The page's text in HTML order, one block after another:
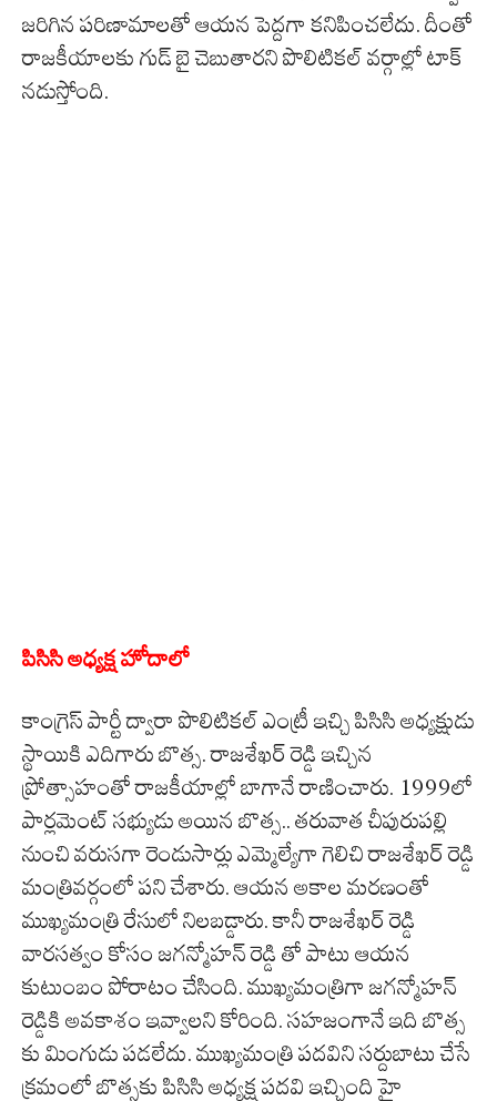
జరిగిన పరిణామాలతో ఆయన పెద్దగా కనిపించలేదు. దీంతో
రాజకీయాలకు గుడ్ బై చెబుతారని పొలిటికల్ వర్గాల్లో టాక్
నడుస్తోంది.
పిసిసి అధ్యక్ష హోదాలో
కాంగ్రెస్ పార్టీ ద్వారా పొలిటికల్ ఎంట్రీ ఇచ్చి పిసిసి అధ్యక్షుడు
స్థాయికి ఎదిగారు బొత్స. రాజశేఖర్ రెడ్డి ఇచ్చిన
ప్రోత్సాహంతో రాజకీయాల్లో బాగానే రాణించారు. 1999లో
పార్లమెంట్ సభ్యుడు అయిన బొత్స.. తరువాత చీపురుపల్లి
నుంచి వరుసగా రెండుసార్లు ఎమ్మెల్యేగా గెలిచి రాజశేఖర్ రెడ్డి
మంత్రివర్గంలో పని చేశారు. ఆయన అకాల మరణంతో
ముఖ్యమంత్రి రేసులో నిలబడ్డారు. కానీ రాజశేఖర్ రెడ్డి
వారసత్వం కోసం జగన్మోహన్ రెడ్డి తో పాటు ఆయన
కుటుంబం పోరాటం చేసింది. ముఖ్యమంత్రిగా జగన్మోహన్
రెడ్డికి అవకాశం ఇవ్వాలని కోరింది. సహజంగానే ఇది బొత్స
కు మింగుడు పడలేదు. ముఖ్యమంత్రి పదవిని సర్దుబాటు చేసే
క్రమంలో బొత్సకు పిసిసి అధ్యక్ష పదవి ఇచ్చింది హై